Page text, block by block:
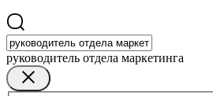
руководитель отдела маркетинга